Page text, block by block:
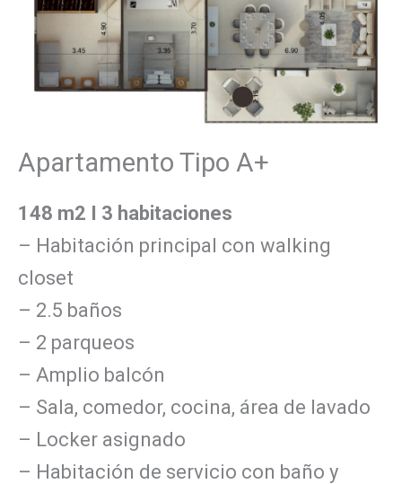
Apartamento Tipo A+
148 m2 I 3 habitaciones
– Habitación principal con walking
closet
– 2.5 baños
– 2 parqueos
– Amplio balcón
– Sala, comedor, cocina, área de lavado
– Locker asignado
– Habitación de servicio con baño y